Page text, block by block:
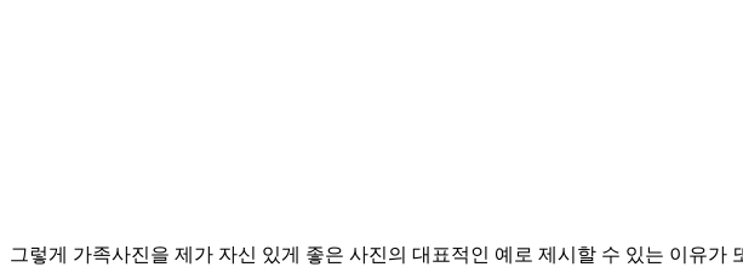
그렇게 가족사진을 제가 자신 있게 좋은 사진의 대표적인 예로 제시할 수 있는 이유